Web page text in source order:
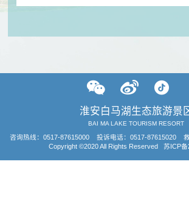
淮安白马湖生态旅游景
BAI MA LAKE TOURISM RESORT
咨询热线： 0517-87615000投诉电话：0517-87615020 救
Copyright ©2020 All Rights Reserved
苏ICP备